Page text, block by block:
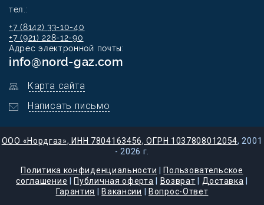
тел.:
+7 (8142) 33-10-40
+7 (921) 228-12-90
Адрес электронной почты:
info@nord-gaz.com
Карта сайта
Написать письмо
ООО «Нордгаз», ИНН 7804163456, ОГРН 1037808012054, 2001
- 2026 г.
Политика конфиденциальности
Пользовательское
соглашение
Публичная оферта Возврат Доставка
Гарантия
Вакансии
Вопрос-Ответ